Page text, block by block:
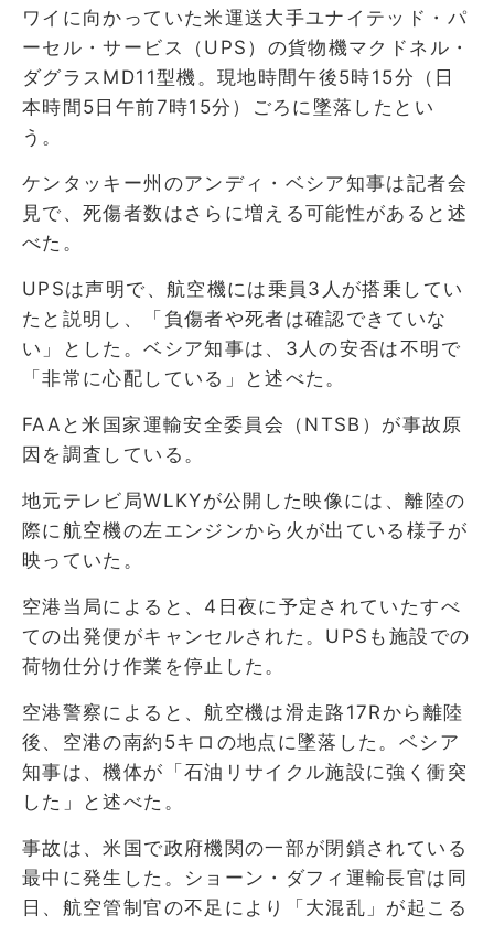
ワイに向かっていた米運送大手ユナイテッド・パ
ーセル・サービス（UPS）の貨物機マクドネル・
ダグラスMD11型機。現地時間午後5時15分（日
本時間5日午前7時15分）ごろに墜落したとい
う。
ケンタッキー州のアンディ・ベシア知事は記者会
見で、死傷者数はさらに増える可能性があると述
べた。
UPSは声明で、航空機には乗員3人が搭乗してい
たと説明し、「負傷者や死者は確認できていな
い」とした。ベシア知事は、3人の安否は不明で
「非常に心配している」と述べた。
FAAと米国家運輸安全委員会（NTSB）が事故原
因を調査している。
地元テレビ局WLKYが公開した映像には、離陸の
際に航空機の左エンジンから火が出ている様子が
映っていた。
空港当局によると、4日夜に予定されていたすべ
ての出発便がキャンセルされた。UPSも施設での
荷物仕分け作業を停止した。
空港警察によると、航空機は滑走路17Rから離陸
後、空港の南約5キロの地点に墜落した。ベシア
知事は、機体が「石油リサイクル施設に強く衝突
した」と述べた。
事故は、米国で政府機関の一部が閉鎖されている
最中に発生した。ショーン・ダフィ運輸長官は同
日、航空管制官の不足により「大混乱」が起こる